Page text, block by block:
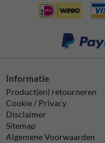
Informatie
Product(en) retourneren
Cookie / Privacy
Disclaimer
Sitemap
Algemene Voorwaarden